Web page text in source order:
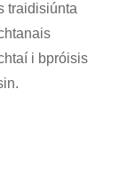
traidisiúnta
i bpróisis